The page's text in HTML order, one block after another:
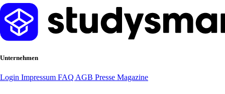
Unternehmen
Login Impressum FAQ AGB Presse Magazine